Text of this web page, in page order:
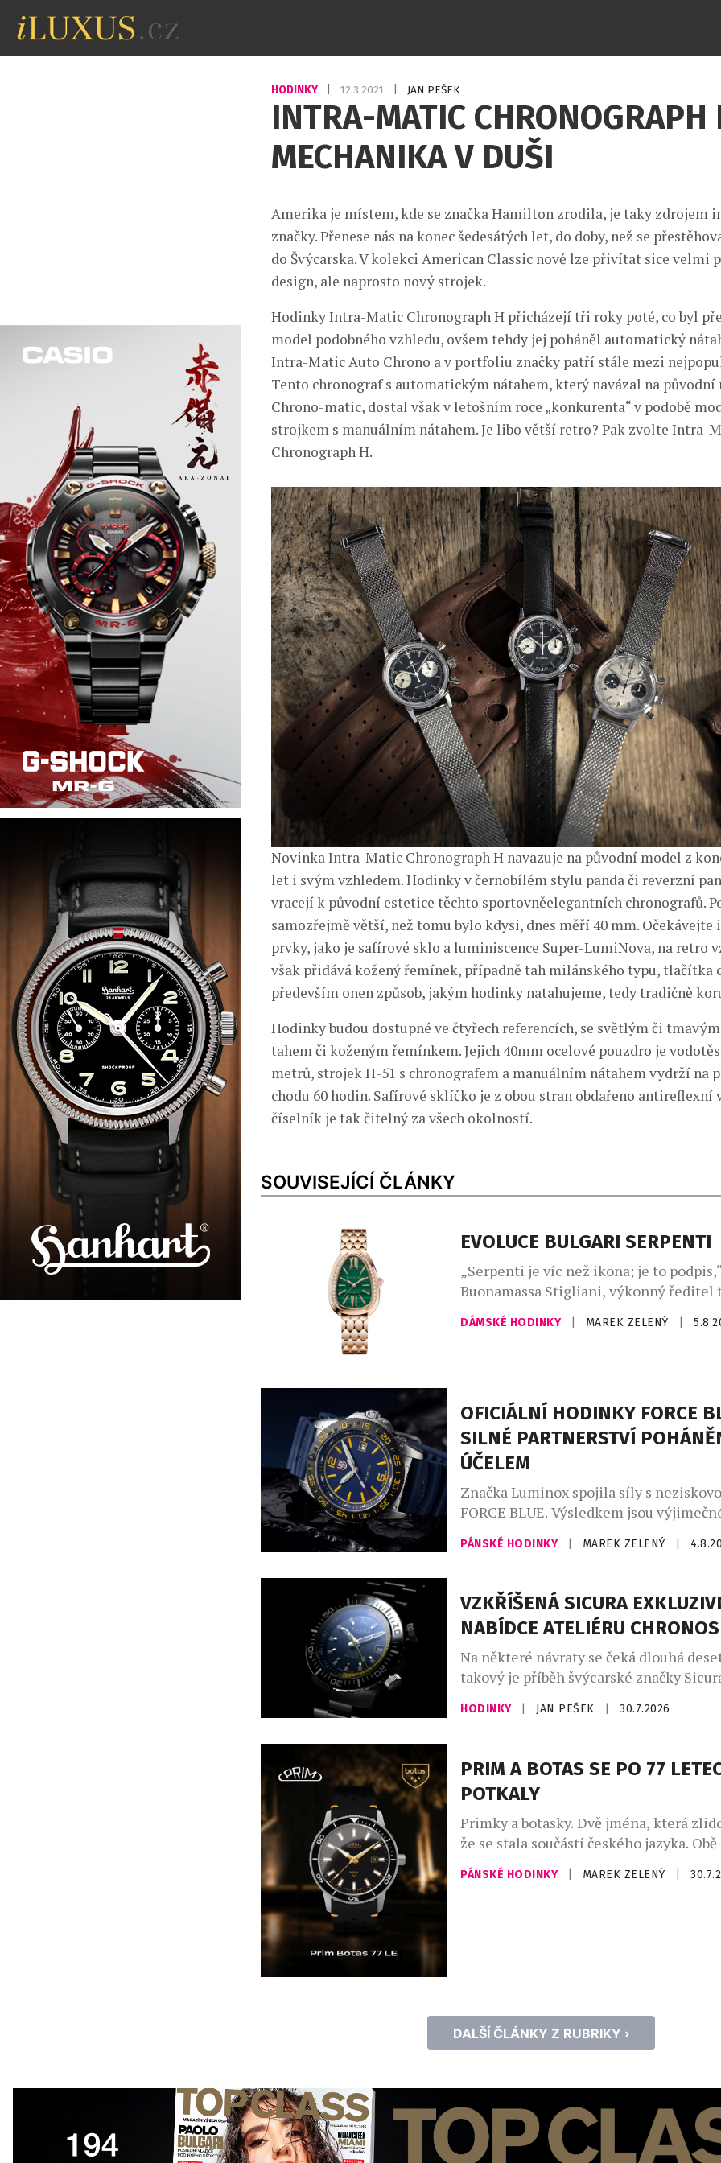
HODINKY 12.3.2021 JAN PEŠEK
INTRA-MATIC CHRONOGRAPH
MECHANIKA V DUŠI
Amerika je místem, kde se značka Hamilton zrodila, je taky zdrojem
značky. Přenese nás na konec šedesátých let, do doby, než se
do Švýcarska. V kolekci American Classic nově lze přivítat sice velmi
design, ale naprosto nový strojek.
Hodinky Intra-Matic Chronograph H přicházejí tři roky poté, co byl
model podobného vzhledu, ovšem tehdy jej poháněl automatický
Intra-Matic Auto Chrono a v portfoliu značky patří stále mezi
Tento chronograf s automatickým nátahem, který navázal na původní
Chrono-matic, dostal však v letošním roce „konkurenta“ v podobě
strojkem s manuálním nátahem. Je libo větší retro? Pak zvolte Intra-
Chronograph H.
Novinka Intra-Matic Chronograph H navazuje na původní model z
let i svým vzhledem. Hodinky v černobílém stylu panda či reverzní
vracejí k původní estetice těchto sportovněelegantních chronografů.
samozřejmě větší, než tomu bylo kdysi, dnes měří 40 mm. Očekávejte i
prvky, jako je safírové sklo a luminiscence Super-LumiNova, na retro
však přidává kožený řemínek, případně tah milánského typu, tlačítka
především onen způsob, jakým hodinky natahujeme, tedy tradičně
Hodinky budou dostupné ve čtyřech referencích, se světlým či tmavým
tahem či koženým řemínkem. Jejich 40mm ocelové pouzdro je
metrů, strojek H-51 s chronografem a manuálním nátahem vydrží na
chodu 60 hodin. Safírové sklíčko je z obou stran obdařeno antireflexní
číselník je tak čitelný za všech okolností.
SOUVISEJÍCÍ ČLÁNKY
EVOLUCE BULGARI SERPENTI
„Serpenti je víc než ikona; je to
Buonamassa Stigliani, výkonný ředitel
produktů Bvlgari. Had se svým
dlouhodobě fascinuje klenotnický dům,
římských šperků, které nosila
znovu proměňuje […]
DÁMSKÉ HODINKY MAREK ZELENÝ
OFICIÁLNÍ HODINKY FORCE
SILNÉ PARTNERSTVÍ
ÚČELEM
Značka Luminox spojila síly s
FORCE BLUE. Výsledkem jsou
jejichž vznikem stojí elitní vojenští
dnes místo bojových operací zachraňují
byly od začátku do konce formovány
podněty vysloužilých členů Navy SEALs
ze speciálních jednotek. Jsou určeny
PÁNSKÉ HODINKY MAREK ZELENÝ
VZKŘÍŠENÁ SICURA
NABÍDCE ATELIÉRU
Na některé návraty se čeká dlouhá
takový je příběh švýcarské značky
se po 47 letech znovu objevuje na
mechanických hodinek. Pro sběratele je
Sicura totiž nikdy nebyla obyčejnou
značkou – byla symbolem odvahy
hledat technická řešení, která
HODINKY JAN PEŠEK 30.7.2026
PRIM A BOTAS SE PO 77
POTKALY
Primky a botasky. Dvě jména, která
že se stala součástí českého jazyka. Obě
vznikly v roce 1949 a po
poprvé setkaly na jednom výrobku.
PÁNSKÉ HODINKY MAREK ZELENÝ
DALŠÍ ČLÁNKY Z RUBRIKY ›